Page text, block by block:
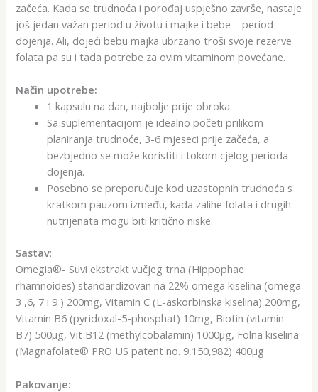
začeća. Kada se trudnoća i porođaj uspješno završe, nastaje
još jedan važan period u životu i majke i bebe – period
dojenja. Ali, dojeći bebu majka ubrzano troši svoje rezerve
folata pa su i tada potrebe za ovim vitaminom povećane.
Način upotrebe:
1 kapsulu na dan, najbolje prije obroka.
Sa suplementacijom je idealno početi prilikom
planiranja trudnoće, 3-6 mjeseci prije začeća, a
bezbjedno se može koristiti i tokom cjelog perioda
dojenja.
Posebno se preporučuje kod uzastopnih trudnoća s
kratkom pauzom između, kada zalihe folata i drugih
nutrijenata mogu biti kritično niske.
Sastav:
Omegia®- Suvi ekstrakt vučjeg trna (Hippophae
rhamnoides) standardizovan na 22% omega kiselina (omega
3 ,6, 7 i 9 ) 200mg, Vitamin C (L-askorbinska kiselina) 200mg,
Vitamin B6 (pyridoxal-5-phosphat) 10mg, Biotin (vitamin
B7) 500µg, Vit B12 (methylcobalamin) 1000µg, Folna kiselina
(Magnafolate® PRO US patent no. 9,150,982) 400µg
Pakovanje: